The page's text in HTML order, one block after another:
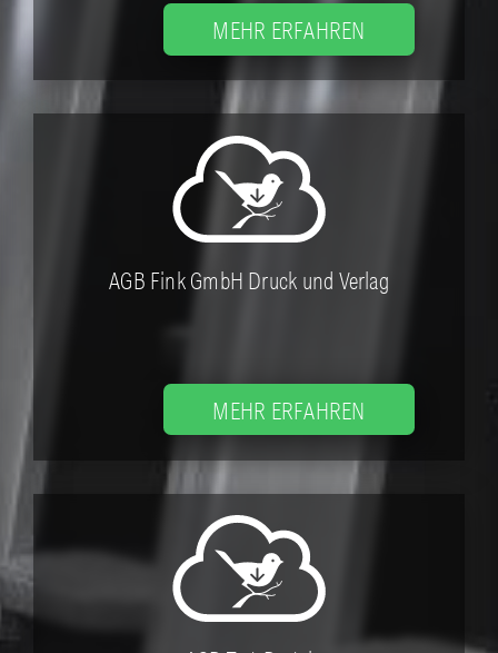
MEHR ERFAHREN
AGB Fink GmbH Druck und Verlag
MEHR ERFAHREN